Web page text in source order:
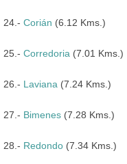
24.- Corián (6.12 Kms.)
25.- Corredoria (7.01 Kms.)
26.- Laviana (7.24 Kms.)
27.- Bimenes (7.28 Kms.)
28.- Redondo (7.34 Kms.)